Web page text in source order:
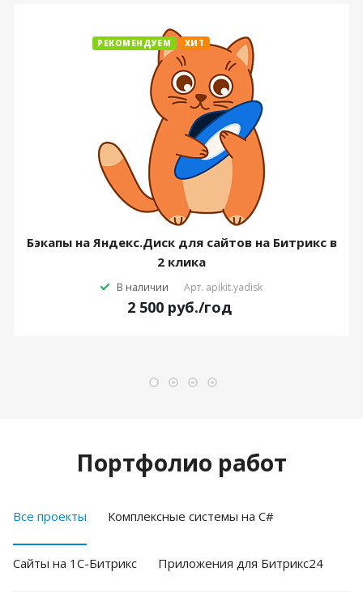
РЕКОМЕНДУЕМ ХИТ
Бэкапы на Яндекс.Диск для сайтов на Битрикс в
2 клика
В наличии Арт. apikit.yadisk
2 500 руб./год
Портфолио работ
Все проекты Комплексные системы на C#
Cайты на 1С-Битрикс Приложения для Битрикс24